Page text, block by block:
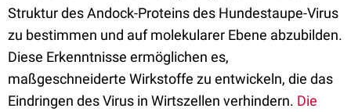
Struktur des Andock-Proteins des Hundestaupe-Virus
zu bestimmen und auf molekularer Ebene abzubilden.
Diese Erkenntnisse ermöglichen es,
maßgeschneiderte Wirkstoffe zu entwickeln, die das
Eindringen des Virus in Wirtszellen verhindern. Die